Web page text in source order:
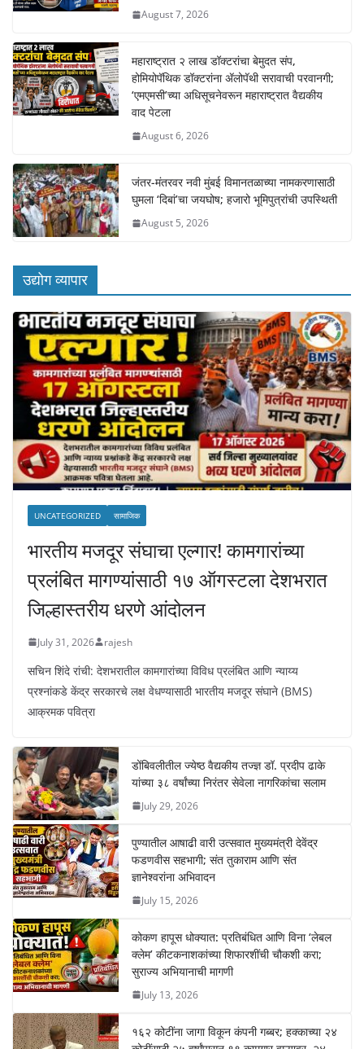
August 7, 2026
महाराष्ट्रात २ लाख डॉक्टरांचा बेमुदत संप,
होमियोपॅथिक डॉक्टरांना ॲलोपॅथी सरावाची परवानगी;
‘एमएमसी’च्या अधिसूचनेवरून महाराष्ट्रात वैद्यकीय
वाद पेटला
August 6, 2026
जंतर-मंतरवर नवी मुंबई विमानतळाच्या नामकरणासाठी
घुमला ‘दिबां’चा जयघोष; हजारो भूमिपुत्रांची उपस्थिती
August 5, 2026
उद्योग व्यापार
UNCATEGORIZED सामाजिक
भारतीय मजदूर संघाचा एल्गार! कामगारांच्या
प्रलंबित मागण्यांसाठी १७ ऑगस्टला देशभरात
जिल्हास्तरीय धरणे आंदोलन
July 31, 2026 rajesh
सचिन शिंदे रांची: देशभरातील कामगारांच्या विविध प्रलंबित आणि न्याय्य
प्रश्नांकडे केंद्र सरकारचे लक्ष वेधण्यासाठी भारतीय मजदूर संघाने (BMS)
आक्रमक पवित्रा
डोंबिवलीतील ज्येष्ठ वैद्यकीय तज्ज्ञ डॉ. प्रदीप ढाके
यांच्या ३८ वर्षांच्या निरंतर सेवेला नागरिकांचा सलाम
July 29, 2026
पुण्यातील आषाढी वारी उत्सवात मुख्यमंत्री देवेंद्र
फडणवीस सहभागी; संत तुकाराम आणि संत
ज्ञानेश्वरांना अभिवादन
July 15, 2026
कोकण हापूस धोक्यात: प्रतिबंधित आणि विना ‘लेबल
क्लेम’ कीटकनाशकांच्या शिफारशींची चौकशी करा;
सुराज्य अभियानाची मागणी
July 13, 2026
१६२ कोटींना जागा विकून कंपनी गब्बर; हक्काच्या २४